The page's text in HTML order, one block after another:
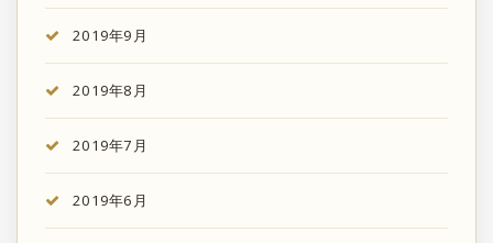
2019年9月
2019年8月
2019年7月
2019年6月